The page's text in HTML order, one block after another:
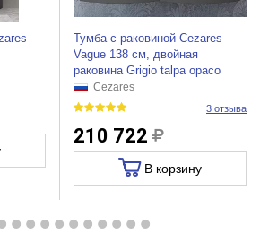
Тумба с раковиной Cezares
Vague 138 см, двойная
раковина Grigio talpa opaco
Cezares
3 отзыва
210 722
В корзину